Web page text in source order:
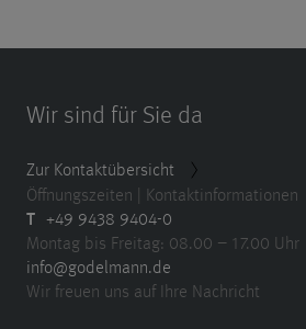
Wir sind für Sie da
Zur Kontaktübersicht
Öffnungszeiten | Kontaktinformationen
T +49 9438 9404-0
Montag bis Freitag: 08.00 – 17.00 Uhr
info@godelmann.de
Wir freuen uns auf Ihre Nachricht